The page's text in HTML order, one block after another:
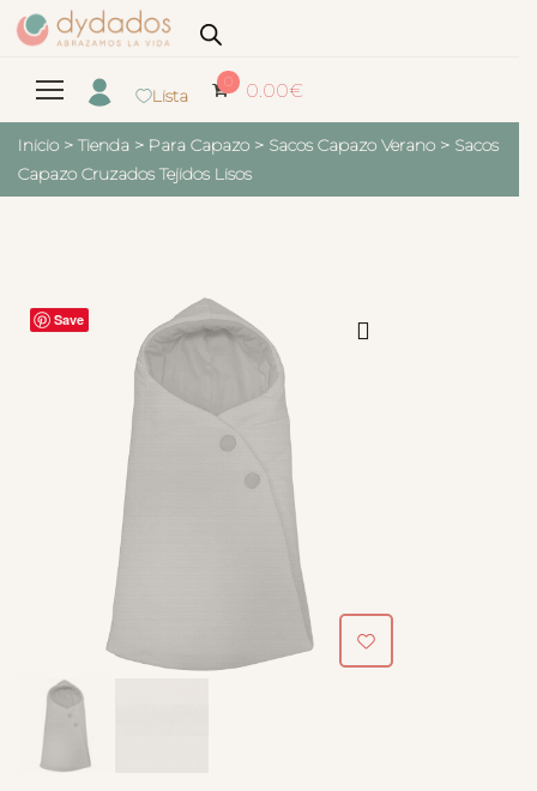
Lista
0 0.00€
Inicio > Tienda > Para Capazo > Sacos Capazo Verano > Sacos
Capazo Cruzados Tejidos Lisos
Save